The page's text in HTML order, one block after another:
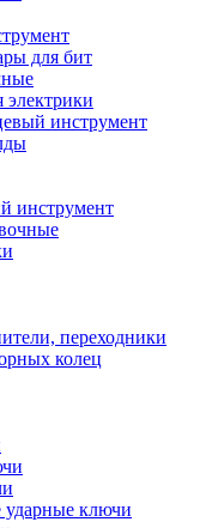
для бит
электрики
инструмент
инструмент
переходники
колец
ключи